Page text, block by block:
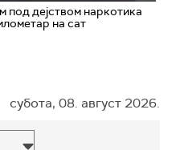
под дејством наркотика
на сат
субота, 08. август 2026.